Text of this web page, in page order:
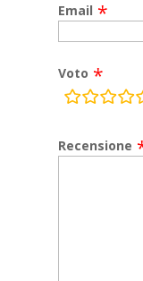
Email
Voto
rating
Recensione